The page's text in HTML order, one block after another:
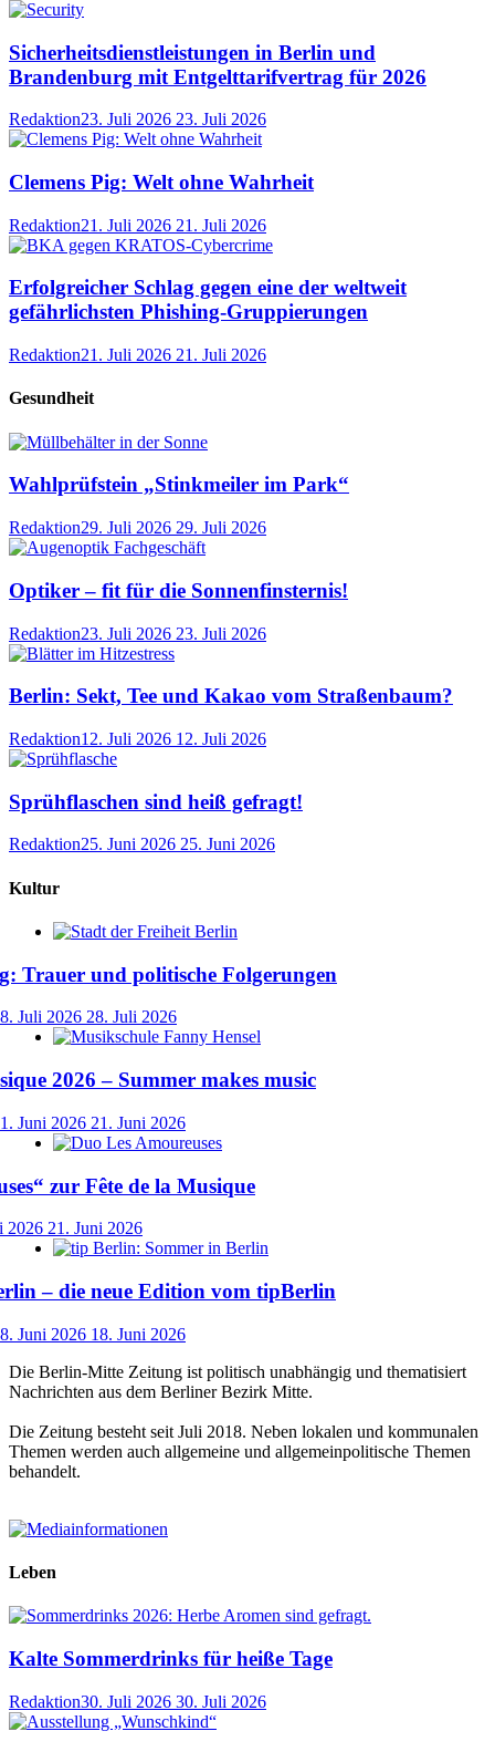
Sicherheitsdienstleistungen in Berlin und
Brandenburg mit Entgelttarifvertrag für 2026
Redaktion23. Juli 2026 23. Juli 2026
Clemens Pig: Welt ohne Wahrheit
Redaktion21. Juli 2026 21. Juli 2026
Erfolgreicher Schlag gegen eine der weltweit
gefährlichsten Phishing-Gruppierungen
Redaktion21. Juli 2026 21. Juli 2026
Gesundheit
Wahlprüfstein „Stinkmeiler im Park“
Redaktion29. Juli 2026 29. Juli 2026
Optiker – fit für die Sonnenfinsternis!
Redaktion23. Juli 2026 23. Juli 2026
Berlin: Sekt, Tee und Kakao vom Straßenbaum?
Redaktion12. Juli 2026 12. Juli 2026
Sprühflaschen sind heiß gefragt!
Redaktion25. Juni 2026 25. Juni 2026
Kultur
Trauer und politische Folgerungen
Juli 2026 28. Juli 2026
2026 – Summer makes music
Juni 2026 21. Juni 2026
zur Fête de la Musique
2026 21. Juni 2026
– die neue Edition vom tipBerlin
Juni 2026 18. Juni 2026
Die Berlin-Mitte Zeitung ist politisch unabhängig und thematisiert
Nachrichten aus dem Berliner Bezirk Mitte.
Die Zeitung besteht seit Juli 2018. Neben lokalen und kommunalen
Themen werden auch allgemeine und allgemeinpolitische Themen
behandelt.
Leben
Kalte Sommerdrinks für heiße Tage
Redaktion30. Juli 2026 30. Juli 2026